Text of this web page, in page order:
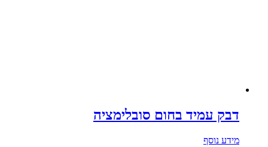
דבק עמיד בחום סובלימציה
מידע נוסף